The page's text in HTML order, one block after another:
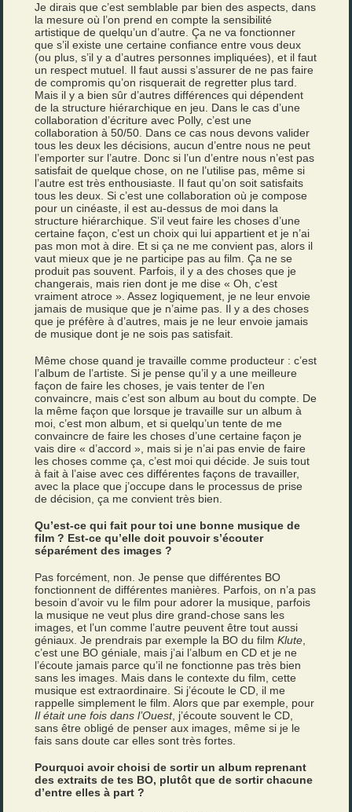
Je dirais que c’est semblable par bien des aspects, dans
la mesure où l’on prend en compte la sensibilité
artistique de quelqu’un d’autre. Ça ne va fonctionner
que s’il existe une certaine confiance entre vous deux
(ou plus, s’il y a d’autres personnes impliquées), et il faut
un respect mutuel. Il faut aussi s’assurer de ne pas faire
de compromis qu’on risquerait de regretter plus tard.
Mais il y a bien sûr d’autres différences qui dépendent
de la structure hiérarchique en jeu. Dans le cas d’une
collaboration d’écriture avec Polly, c’est une
collaboration à 50/50. Dans ce cas nous devons valider
tous les deux les décisions, aucun d’entre nous ne peut
l’emporter sur l’autre. Donc si l’un d’entre nous n’est pas
satisfait de quelque chose, on ne l’utilise pas, même si
l’autre est très enthousiaste. Il faut qu’on soit satisfaits
tous les deux. Si c’est une collaboration où je compose
pour un cinéaste, il est au-dessus de moi dans la
structure hiérarchique. S’il veut faire les choses d’une
certaine façon, c’est un choix qui lui appartient et je n’ai
pas mon mot à dire. Et si ça ne me convient pas, alors il
vaut mieux que je ne participe pas au film. Ça ne se
produit pas souvent. Parfois, il y a des choses que je
changerais, mais rien dont je me dise « Oh, c’est
vraiment atroce ». Assez logiquement, je ne leur envoie
jamais de musique que je n’aime pas. Il y a des choses
que je préfère à d’autres, mais je ne leur envoie jamais
de musique dont je ne sois pas satisfait.
Même chose quand je travaille comme producteur : c’est
l’album de l’artiste. Si je pense qu’il y a une meilleure
façon de faire les choses, je vais tenter de l’en
convaincre, mais c’est son album au bout du compte. De
la même façon que lorsque je travaille sur un album à
moi, c’est mon album, et si quelqu’un tente de me
convaincre de faire les choses d’une certaine façon je
vais dire « d’accord », mais si je n’ai pas envie de faire
les choses comme ça, c’est moi qui décide. Je suis tout
à fait à l’aise avec ces différentes façons de travailler,
avec la place que j’occupe dans le processus de prise
de décision, ça me convient très bien.
Qu’est-ce qui fait pour toi une bonne musique de
film ? Est-ce qu’elle doit pouvoir s’écouter
séparément des images ?
Pas forcément, non. Je pense que différentes BO
fonctionnent de différentes manières. Parfois, on n’a pas
besoin d’avoir vu le film pour adorer la musique, parfois
la musique ne veut plus dire grand-chose sans les
images, et l’un comme l’autre peuvent être tout aussi
géniaux. Je prendrais par exemple la BO du filmKlute,
c’est une BO géniale, mais j’ai l’album en CD et je ne
l’écoute jamais parce qu’il ne fonctionne pas très bien
sans les images. Mais dans le contexte du film, cette
musique est extraordinaire. Si j’écoute le CD, il me
rappelle simplement le film. Alors que par exemple, pour
Il était une fois dans l’Ouest, j’écoute souvent le CD,
sans être obligé de penser aux images, même si je le
fais sans doute car elles sont très fortes.
Pourquoi avoir choisi de sortir un album reprenant
des extraits de tes BO, plutôt que de sortir chacune
d’entre elles à part ?